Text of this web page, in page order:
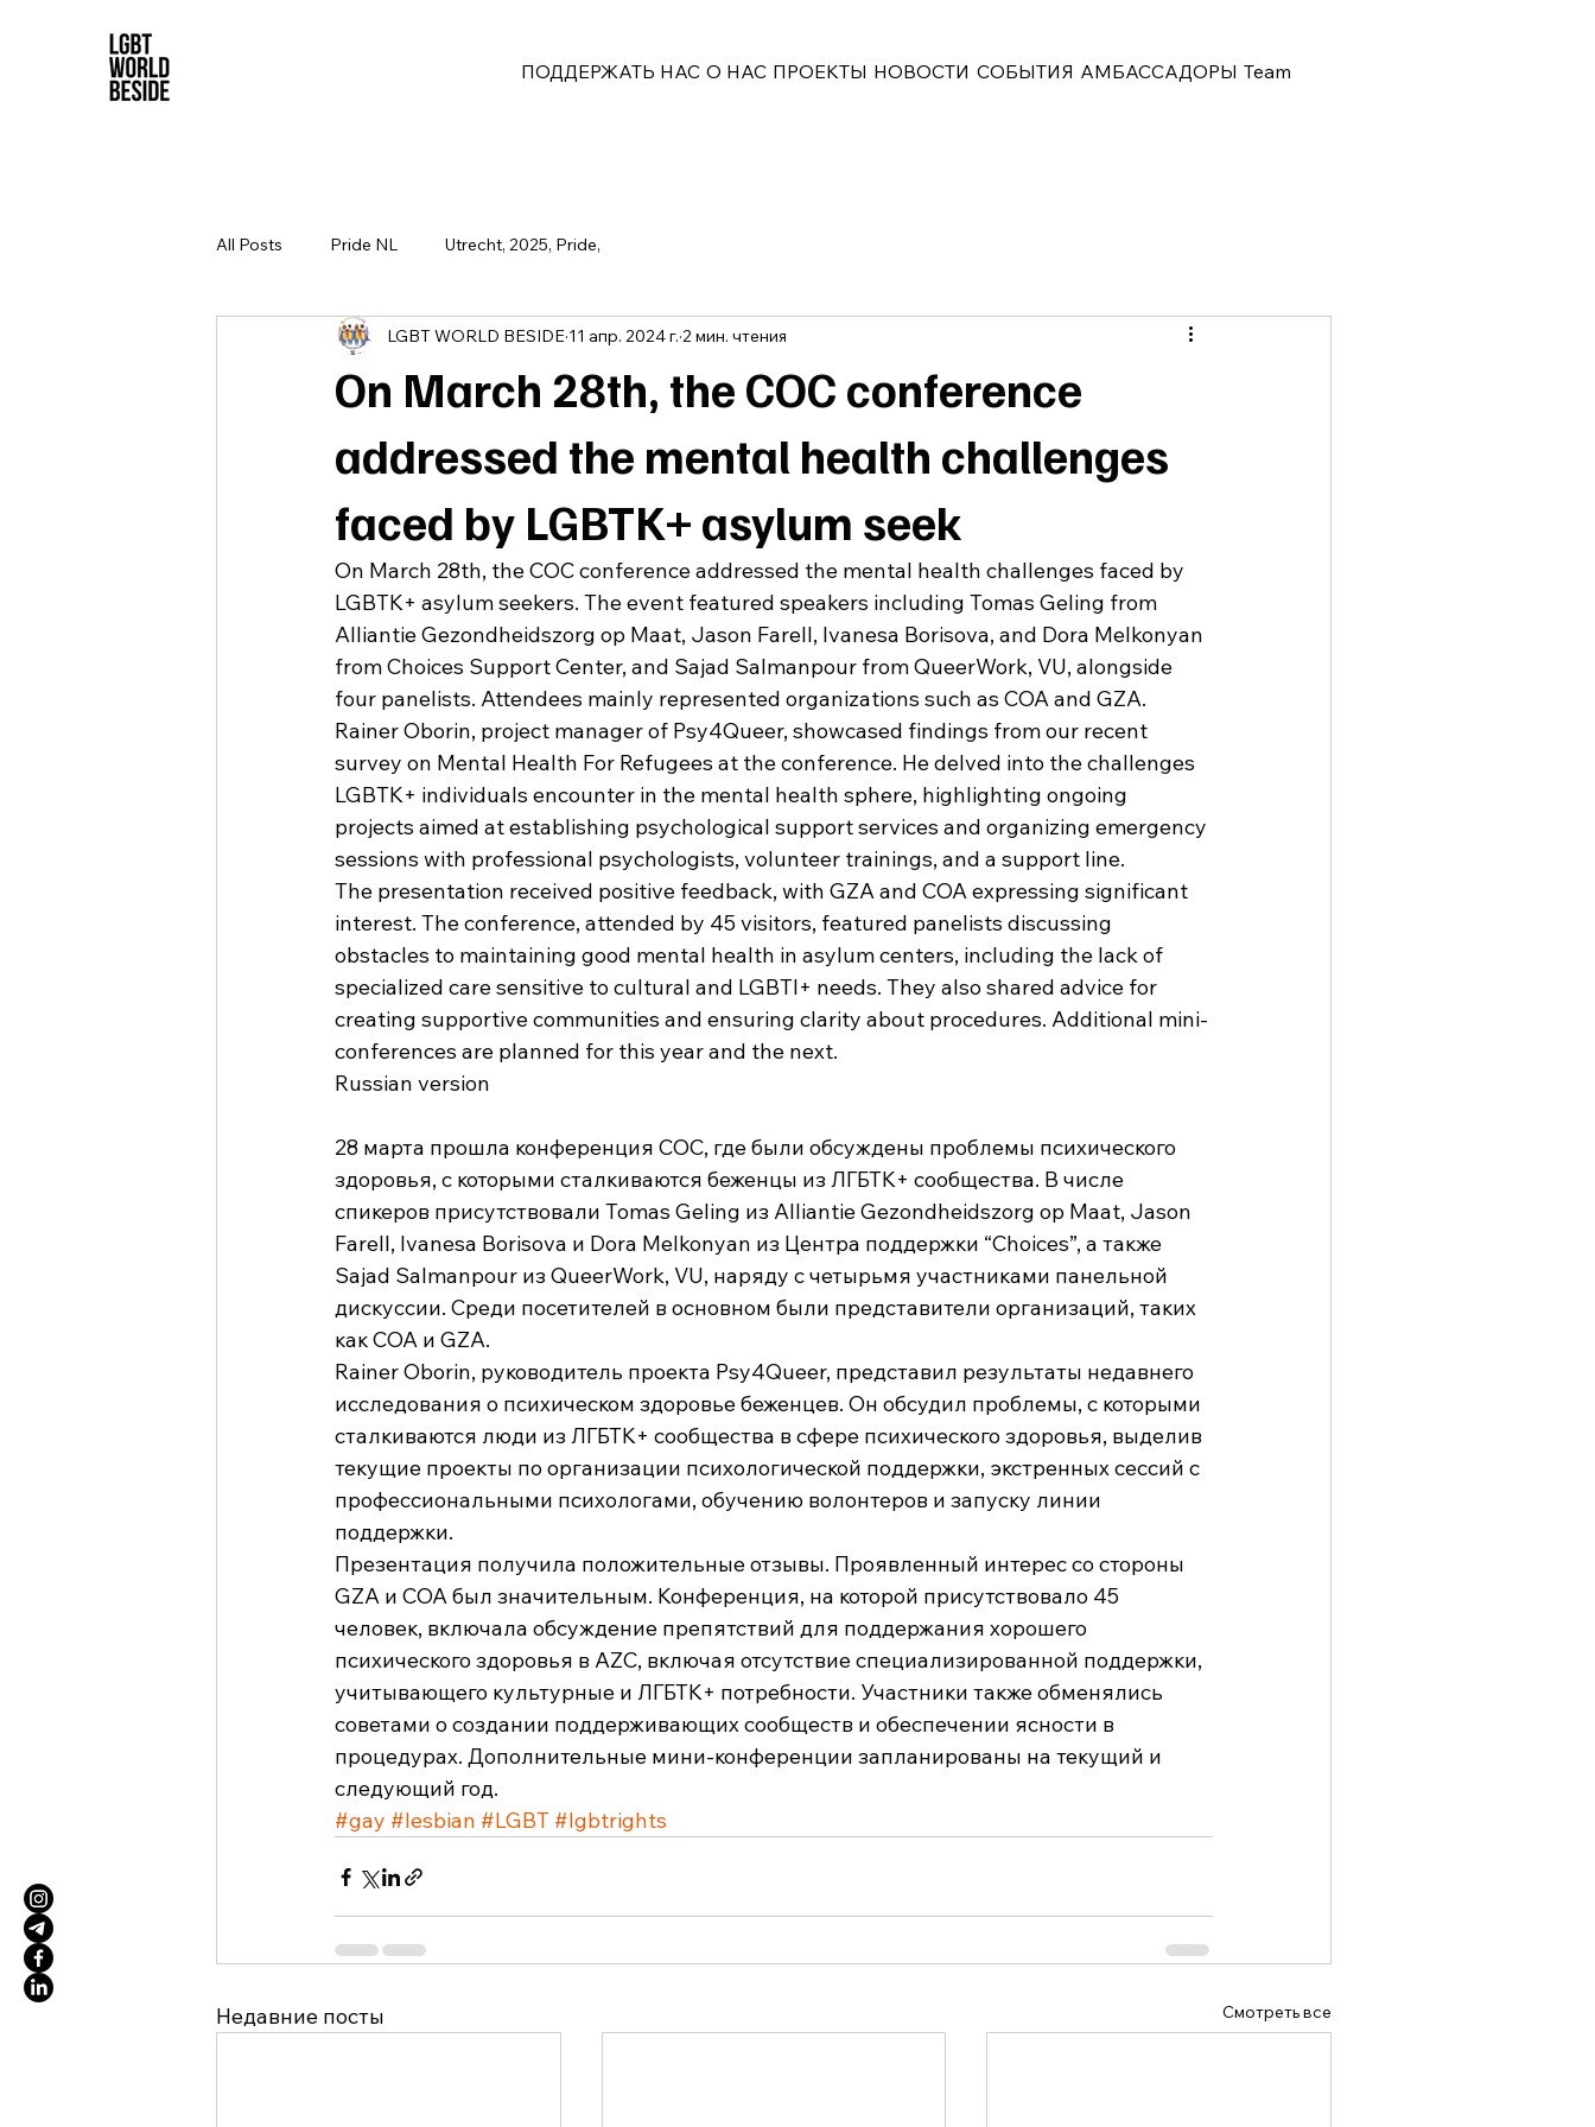
ПОДДЕРЖАТЬ НАС О НАС ПРОЕКТЫ НОВОСТИ СОБЫТИЯ АМБАССАДОРЫ Team
All Posts Pride NL Utrecht, 2025, Pride,
On March 28th, the COC conference
addressed the mental health challenges
faced by LGBTK+ asylum seek
LGBT WORLD BESIDE 11 апр. 2024 г. 2 мин. чтения
On March 28th, the COC conference addressed the mental health challenges faced by
LGBTK+ asylum seekers. The event featured speakers including Tomas Geling from
Alliantie Gezondheidszorg op Maat, Jason Farell, Ivanesa Borisova, and Dora Melkonyan
from Choices Support Center, and Sajad Salmanpour from QueerWork, VU, alongside
four panelists. Attendees mainly represented organizations such as COA and GZA.
Rainer Oborin, project manager of Psy4Queer, showcased findings from our recent
survey on Mental Health For Refugees at the conference. He delved into the challenges
LGBTK+ individuals encounter in the mental health sphere, highlighting ongoing
projects aimed at establishing psychological support services and organizing emergency
sessions with professional psychologists, volunteer trainings, and a support line.
The presentation received positive feedback, with GZA and COA expressing significant
interest. The conference, attended by 45 visitors, featured panelists discussing
obstacles to maintaining good mental health in asylum centers, including the lack of
specialized care sensitive to cultural and LGBTI+ needs. They also shared advice for
creating supportive communities and ensuring clarity about procedures. Additional mini-
conferences are planned for this year and the next.
Russian version
28 марта прошла конференция COC, где были обсуждены проблемы психического
здоровья, с которыми сталкиваются беженцы из ЛГБТК+ сообщества. В числе
спикеров присутствовали Tomas Geling из Alliantie Gezondheidszorg op Maat, Jason
Farell, Ivanesa Borisova и Dora Melkonyan из Центра поддержки “Choices”, а также
Sajad Salmanpour из QueerWork, VU, наряду с четырьмя участниками панельной
дискуссии. Среди посетителей в основном были представители организаций, таких
как COA и GZA.
Rainer Oborin, руководитель проекта Psy4Queer, представил результаты недавнего
исследования о психическом здоровье беженцев. Он обсудил проблемы, с которыми
сталкиваются люди из ЛГБТК+ сообщества в сфере психического здоровья, выделив
текущие проекты по организации психологической поддержки, экстренных сессий с
профессиональными психологами, обучению волонтеров и запуску линии
поддержки.
Презентация получила положительные отзывы. Проявленный интерес со стороны
GZA и COA был значительным. Конференция, на которой присутствовало 45
человек, включала обсуждение препятствий для поддержания хорошего
психического здоровья в AZC, включая отсутствие специализированной поддержки,
учитывающего культурные и ЛГБТК+ потребности. Участники также обменялись
советами о создании поддерживающих сообществ и обеспечении ясности в
процедурах. Дополнительные мини-конференции запланированы на текущий и
следующий год.
#gay #lesbian #LGBT #lgbtrights
Недавние посты Смотреть все